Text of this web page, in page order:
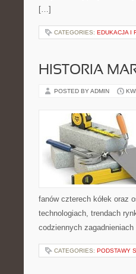
[…]
CATEGORIES: EDUKACJA I
HISTORIA
POSTED BY ADMIN
fanów czterech kółek oraz
technologiach, trendach
codziennych
CATEGORIES: PODSTAWY